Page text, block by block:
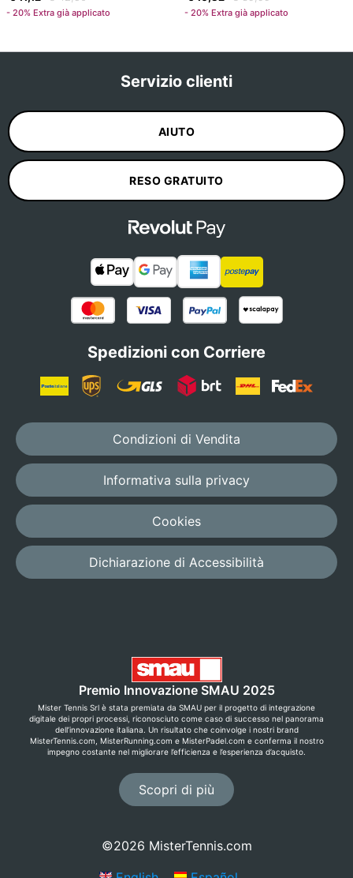
- 20% Extra già applicato - 20% Extra già applicato
Servizio clienti
AIUTO
RESO GRATUITO
Spedizioni con Corriere
Condizioni di Vendita
Informativa sulla privacy
Cookies
Dichiarazione di Accessibilità
Premio Innovazione SMAU 2025
Mister Tennis Srl è stata premiata da SMAU per il progetto di integrazione
digitale dei propri processi, riconosciuto come caso di successo nel panorama
dell’innovazione italiana. Un risultato che coinvolge i nostri brand
MisterTennis.com, MisterRunning.com e MisterPadel.com e conferma il nostro
impegno costante nel migliorare l’efficienza e l’esperienza d’acquisto.
Scopri di più
©2026 MisterTennis.com